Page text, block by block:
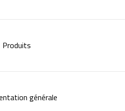
Produits
générale